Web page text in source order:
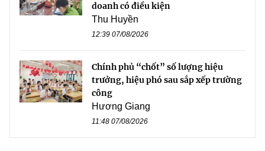
doanh có điều kiện
Thu Huyền
12:39 07/08/2026
Chính phủ “chốt” số lượng hiệu
trưởng, hiệu phó sau sắp xếp trường
công
Hương Giang
11:48 07/08/2026